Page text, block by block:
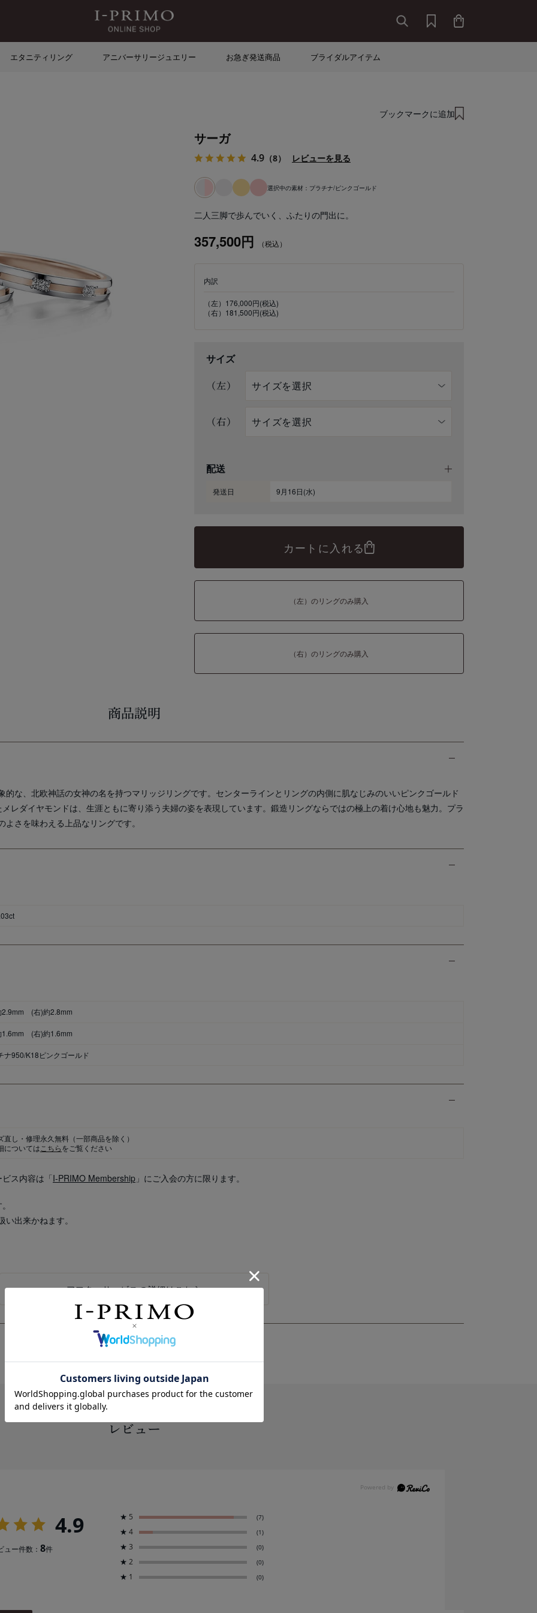
エタニティリング アニバーサリージュエリー お急ぎ発送商品 ブライダルアイテム
ブックマークに追加
サーガ
4.9 （8） レビューを見る
選択中の素材： プラチナ/ピンクゴールド
二人三脚で歩んでいく、ふたりの門出に。
357,500円
内訳
（左）176,000円(税込)
（右）181,500円(税込)
サイズ
（左）
（右）
配送
発送日 9月16日(水)
カートに入れる
（左）のリングのみ購入
（右）のリングのみ購入
商品説明
な、北欧神話の女神の名を持つマリッジリングです。センターラインとリングの内側に肌なじみのいいピンクゴールド
レダイヤモンドは、生涯ともに寄り添う夫婦の姿を表現しています。鍛造リングならではの極上の着け心地も魅力。プラ
さを味わえる上品なリングです。
2.9mm (右)約2.8mm
1.6mm (右)約1.6mm
ナ950/K18ピンクゴールド
直し・修理永久無料 （一部商品を除く）
については こちらをご覧ください
ス内容は「I-PRIMO Membership 」にご入会の方に限ります。
出来かねます。
アフターサービスの詳細はこちら
レビュー
4.9
ュー件数： 8件
★ 5 (7)
★ 4 (1)
★ 3 (0)
★ 2 (0)
★ 1 (0)